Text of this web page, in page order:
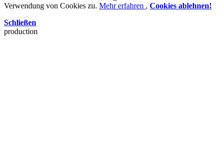
Verwendung von Cookies zu. Mehr erfahren , Cookies ablehnen!
Schließen
production